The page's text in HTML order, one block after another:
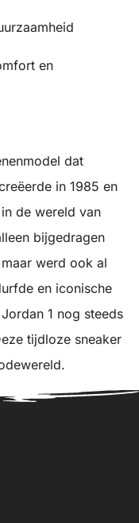
en
dat
in 1985 en
de wereld van
bijgedragen
werd ook al
en iconische
1 nog steeds
tijdloze sneaker